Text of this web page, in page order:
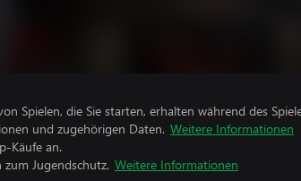
Spielen, die Sie starten, erhalten während des
und zugehörigen Daten. Weitere Informationen
Käufe an.
Jugendschutz. Weitere Informationen